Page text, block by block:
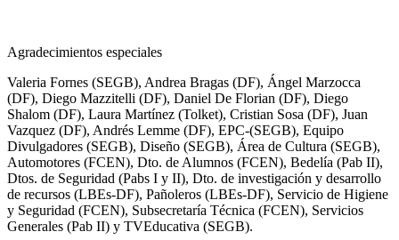
Agradecimientos especiales
Valeria Fornes (SEGB), Andrea Bragas (DF), Ángel Marzocca
(DF), Diego Mazzitelli (DF), Daniel De Florian (DF), Diego
Shalom (DF), Laura Martínez (Tolket), Cristian Sosa (DF), Juan
Vazquez (DF), Andrés Lemme (DF), EPC-(SEGB), Equipo
Divulgadores (SEGB), Diseño (SEGB), Área de Cultura (SEGB),
Automotores (FCEN), Dto. de Alumnos (FCEN), Bedelía (Pab II),
Dtos. de Seguridad (Pabs I y II), Dto. de investigación y desarrollo
de recursos (LBEs-DF), Pañoleros (LBEs-DF), Servicio de Higiene
y Seguridad (FCEN), Subsecretaría Técnica (FCEN), Servicios
Generales (Pab II) y TVEducativa (SEGB).